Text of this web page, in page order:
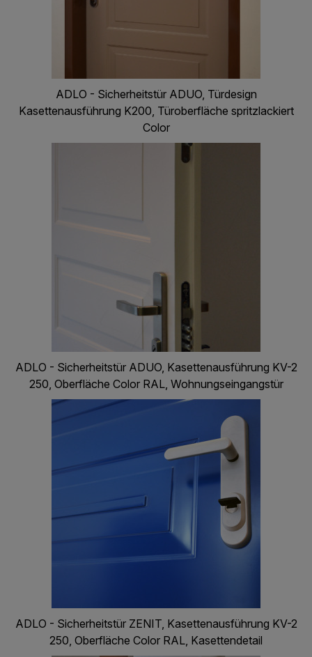
ADLO - Sicherheitstür ADUO, Türdesign
Kasettenausführung K200, Türoberfläche spritzlackiert
Color
ADLO - Sicherheitstür ADUO, Kasettenausführung KV-2
250, Oberfläche Color RAL, Wohnungseingangstür
ADLO - Sicherheitstür ZENIT, Kasettenausführung KV-2
250, Oberfläche Color RAL, Kasettendetail